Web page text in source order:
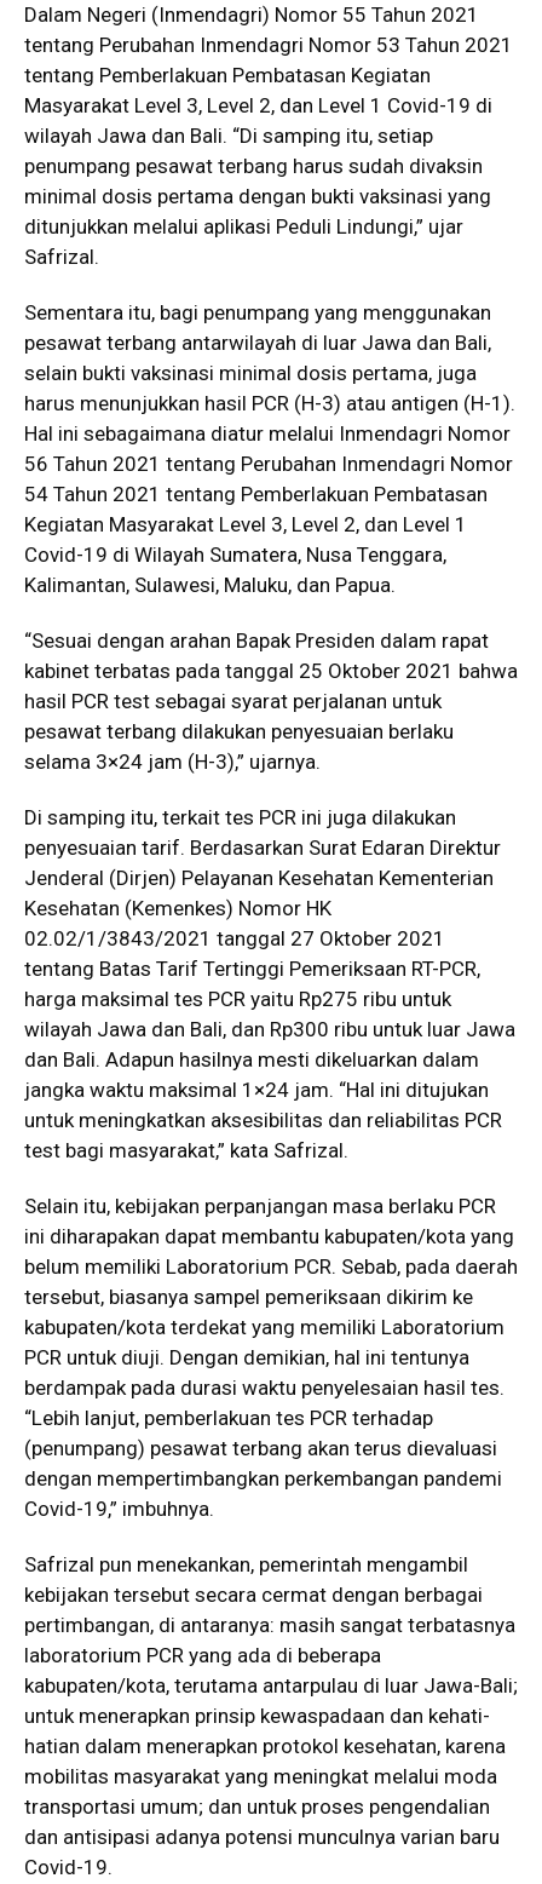
Dalam Negeri (Inmendagri) Nomor 55 Tahun 2021
tentang Perubahan Inmendagri Nomor 53 Tahun 2021
tentang Pemberlakuan Pembatasan Kegiatan
Masyarakat Level 3, Level 2, dan Level 1 Covid-19 di
wilayah Jawa dan Bali. “Di samping itu, setiap
penumpang pesawat terbang harus sudah divaksin
minimal dosis pertama dengan bukti vaksinasi yang
ditunjukkan melalui aplikasi Peduli Lindungi,” ujar
Safrizal.
Sementara itu, bagi penumpang yang menggunakan
pesawat terbang antarwilayah di luar Jawa dan Bali,
selain bukti vaksinasi minimal dosis pertama, juga
harus menunjukkan hasil PCR (H-3) atau antigen (H-1).
Hal ini sebagaimana diatur melalui Inmendagri Nomor
56 Tahun 2021 tentang Perubahan Inmendagri Nomor
54 Tahun 2021 tentang Pemberlakuan Pembatasan
Kegiatan Masyarakat Level 3, Level 2, dan Level 1
Covid-19 di Wilayah Sumatera, Nusa Tenggara,
Kalimantan, Sulawesi, Maluku, dan Papua.
“Sesuai dengan arahan Bapak Presiden dalam rapat
kabinet terbatas pada tanggal 25 Oktober 2021 bahwa
hasil PCR test sebagai syarat perjalanan untuk
pesawat terbang dilakukan penyesuaian berlaku
selama 3×24 jam (H-3),” ujarnya.
Di samping itu, terkait tes PCR ini juga dilakukan
penyesuaian tarif. Berdasarkan Surat Edaran Direktur
Jenderal (Dirjen) Pelayanan Kesehatan Kementerian
Kesehatan (Kemenkes) Nomor HK
02.02/1/3843/2021 tanggal 27 Oktober 2021
tentang Batas Tarif Tertinggi Pemeriksaan RT-PCR,
harga maksimal tes PCR yaitu Rp275 ribu untuk
wilayah Jawa dan Bali, dan Rp300 ribu untuk luar Jawa
dan Bali. Adapun hasilnya mesti dikeluarkan dalam
jangka waktu maksimal 1×24 jam. “Hal ini ditujukan
untuk meningkatkan aksesibilitas dan reliabilitas PCR
test bagi masyarakat,” kata Safrizal.
Selain itu, kebijakan perpanjangan masa berlaku PCR
ini diharapakan dapat membantu kabupaten/kota yang
belum memiliki Laboratorium PCR. Sebab, pada daerah
tersebut, biasanya sampel pemeriksaan dikirim ke
kabupaten/kota terdekat yang memiliki Laboratorium
PCR untuk diuji. Dengan demikian, hal ini tentunya
berdampak pada durasi waktu penyelesaian hasil tes.
“Lebih lanjut, pemberlakuan tes PCR terhadap
(penumpang) pesawat terbang akan terus dievaluasi
dengan mempertimbangkan perkembangan pandemi
Covid-19,” imbuhnya.
Safrizal pun menekankan, pemerintah mengambil
kebijakan tersebut secara cermat dengan berbagai
pertimbangan, di antaranya: masih sangat terbatasnya
laboratorium PCR yang ada di beberapa
kabupaten/kota, terutama antarpulau di luar Jawa-Bali;
untuk menerapkan prinsip kewaspadaan dan kehati-
hatian dalam menerapkan protokol kesehatan, karena
mobilitas masyarakat yang meningkat melalui moda
transportasi umum; dan untuk proses pengendalian
dan antisipasi adanya potensi munculnya varian baru
Covid-19.